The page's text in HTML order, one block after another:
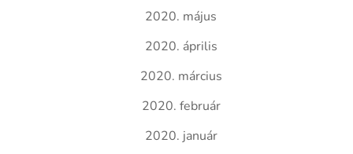
2020. május
2020. április
2020. március
2020. február
2020. január